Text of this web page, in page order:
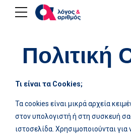
Πολιτική
Τι είναι τα Cookies;
Τα cookies είναι μικρά αρχεία
στον υπολογιστή ή στη συσκευή
ιστοσελίδα. Χρησιμοποιούνται για